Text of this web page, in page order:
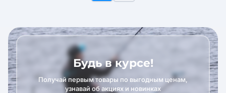
Будь в курсе!
Получай первым товары по выгодным ценам,
узнавай об акциях и новинках